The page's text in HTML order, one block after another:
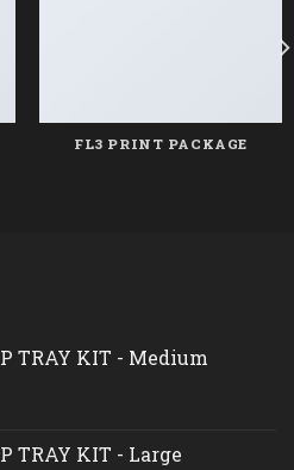
FL3 PRINT PACKAGE
TRAY KIT - Medium
TRAY KIT - Large